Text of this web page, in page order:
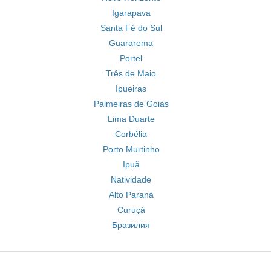
Igarapava
Santa Fé do Sul
Guararema
Portel
Três de Maio
Ipueiras
Palmeiras de Goiás
Lima Duarte
Corbélia
Porto Murtinho
Ipuã
Natividade
Alto Paraná
Curuçá
Бразилия